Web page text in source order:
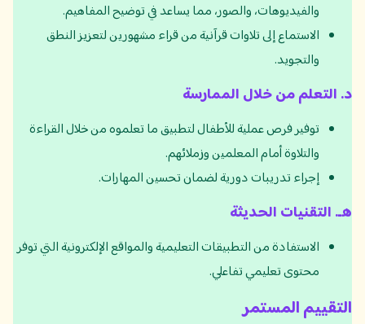
والفيديوهات، والصور، مما يساعد في توضيح المفاهيم.
الاستماع إلى تلاوات قرآنية من قراء مشهورين لتعزيز النطق
والتجويد.
د. التعلم من خلال الممارسة
توفير فرص عملية للأطفال لتطبيق ما تعلموه من خلال القراءة
والتلاوة أمام المعلمين وزملائهم.
إجراء تدريبات دورية لضمان تحسين المهارات.
هـ. التقنيات الحديثة
الاستفادة من التطبيقات التعليمية والمواقع الإلكترونية التي توفر
محتوى تعليمي تفاعلي.
التقييم المستمر